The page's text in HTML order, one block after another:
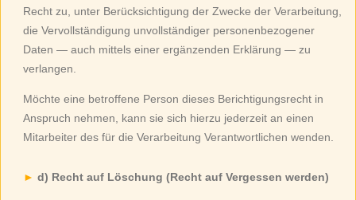
Recht zu, unter Berücksichtigung der Zwecke der Verarbeitung,
die Vervollständigung unvollständiger personenbezogener
Daten — auch mittels einer ergänzenden Erklärung — zu
verlangen.
Möchte eine betroffene Person dieses Berichtigungsrecht in
Anspruch nehmen, kann sie sich hierzu jederzeit an einen
Mitarbeiter des für die Verarbeitung Verantwortlichen wenden.
d) Recht auf Löschung (Recht auf Vergessen werden)